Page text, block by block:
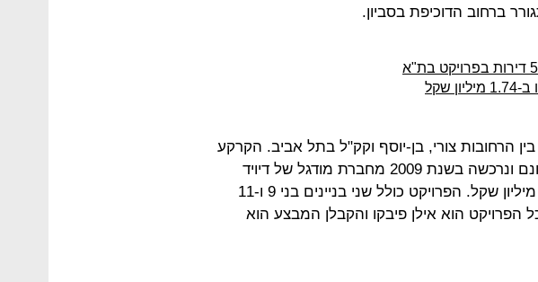
ברחוב הדוכיפת בסביון.
שקל
הרחובות צורי, בן-יוסף וקק"ל בתל אביב. הקרקע
לפרויקט משתרעת על כ-3.16 דונם ונרכשה בשנת 2009 מחברת מודגל של דיויד
פדרמן ואלכס פסל תמורת 81.5 מיליון שקל. הפרויקט כולל שני בניינים בני 9 ו-11
אדריכל הפרויקט הוא אילן פיבקו והקבלן המבצע הוא